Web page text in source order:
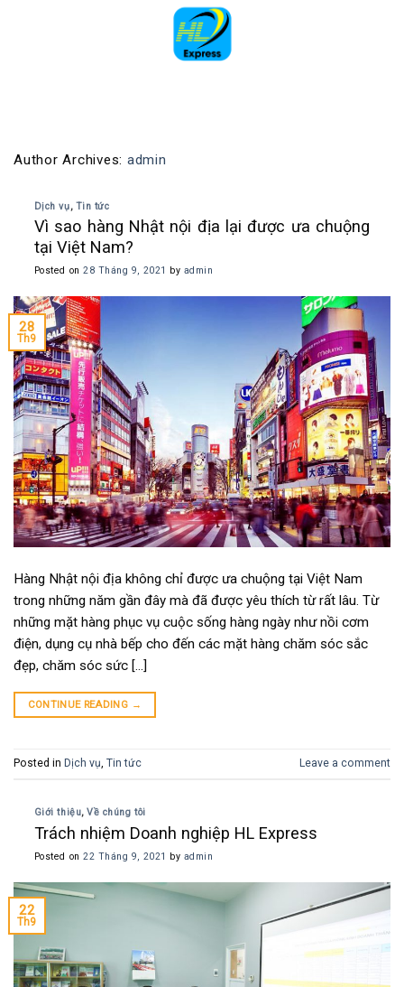
Author Archives: admin
Dịch vụ, Tin tức
Vì sao hàng Nhật nội địa lại được ưa chuộng
tại Việt Nam?
Posted on28 Tháng 9, 2021 by admin
28
Th9
Hàng Nhật nội địa không chỉ được ưa chuộng tại Việt Nam
trong những năm gần đây mà đã được yêu thích từ rất lâu. Từ
những mặt hàng phục vụ cuộc sống hàng ngày như nồi cơm
điện, dụng cụ nhà bếp cho đến các mặt hàng chăm sóc sắc
đẹp, chăm sóc sức […]
CONTINUE READING →
Posted in Dịch vụ, Tin tức Leave a comment
Giới thiệu,Về chúng tôi
Trách nhiệm Doanh nghiệp HL Express
Posted on22 Tháng 9, 2021 by admin
22
Th9